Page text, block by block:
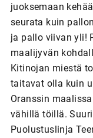
juoksemaan
seurata kuin
ja pallo viivan yli!
maalijyvän
Kitinojan miestä
taitavat olla kuin
Oranssin
vähillä töillä.
Puolustuslinja